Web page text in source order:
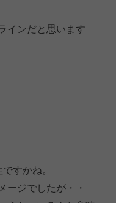
インだと思います
すかね。
ージでしたが・・